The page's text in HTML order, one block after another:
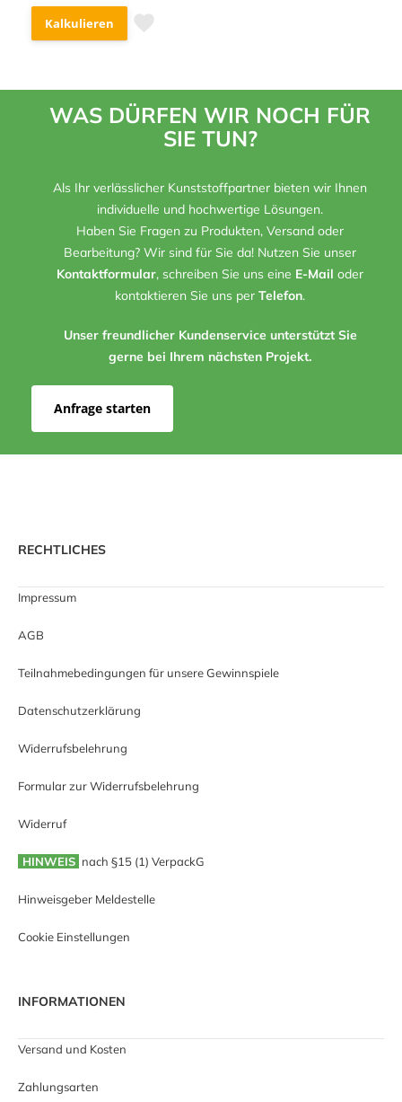
Kalkulieren
WAS DÜRFEN WIR NOCH FÜR
SIE TUN?
Als Ihr verlässlicher Kunststoffpartner bieten wir Ihnen
individuelle und hochwertige Lösungen.
Haben Sie Fragen zu Produkten, Versand oder
Bearbeitung? Wir sind für Sie da! Nutzen Sie unser
Kontaktformular, schreiben Sie uns eine E-Mail oder
kontaktieren Sie uns per Telefon.
Unser freundlicher Kundenservice unterstützt Sie
gerne bei Ihrem nächsten Projekt.
Anfrage starten
RECHTLICHES
Impressum
AGB
Teilnahmebedingungen für unsere Gewinnspiele
Datenschutzerklärung
Widerrufsbelehrung
Formular zur Widerrufsbelehrung
Widerruf
HINWEIS nach §15 (1) VerpackG
Hinweisgeber Meldestelle
Cookie Einstellungen
INFORMATIONEN
Versand und Kosten
Zahlungsarten